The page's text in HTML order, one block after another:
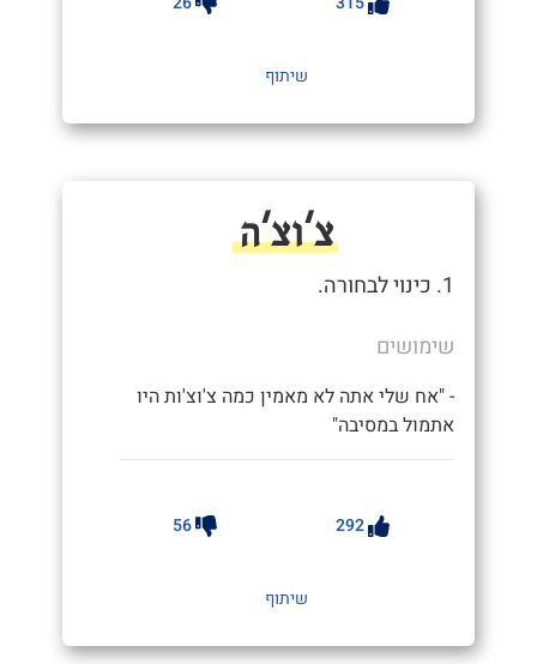
שיתוף
צ'וצ'ה
1. כינוי לבחורה.
שימושים
- "אח שלי אתה לא מאמין כמה צ'וצ'ות היו
אתמול במסיבה"
292
56
שיתוף